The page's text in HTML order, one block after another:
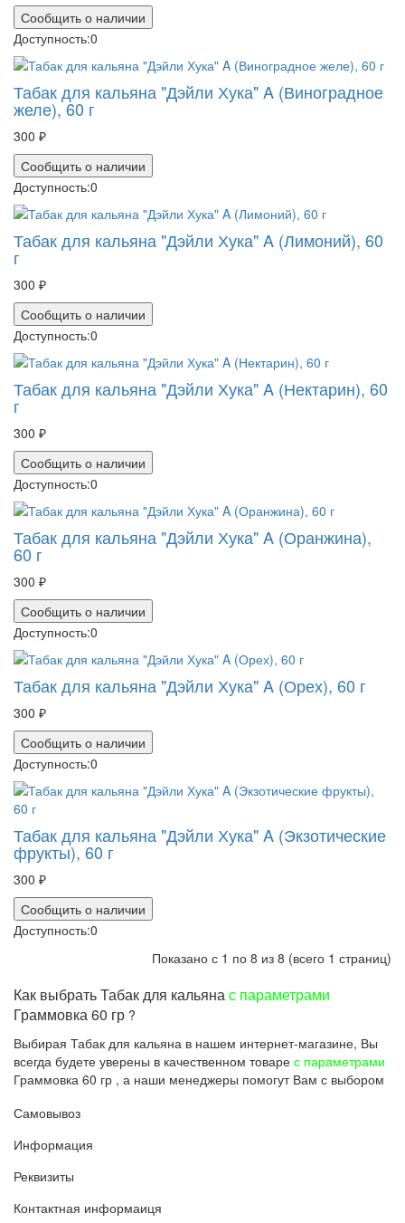
Сообщить о наличии
Доступность:0
Табак для кальяна "Дэйли Хука" A (Виноградное
желе), 60 г
300 ₽
Сообщить о наличии
Доступность:0
Табак для кальяна "Дэйли Хука" A (Лимоний), 60
г
300 ₽
Сообщить о наличии
Доступность:0
Табак для кальяна "Дэйли Хука" A (Нектарин), 60
г
300 ₽
Сообщить о наличии
Доступность:0
Табак для кальяна "Дэйли Хука" A (Оранжина),
60 г
300 ₽
Сообщить о наличии
Доступность:0
Табак для кальяна "Дэйли Хука" A (Орех), 60 г
300 ₽
Сообщить о наличии
Доступность:0
Табак для кальяна "Дэйли Хука" A (Экзотические
фрукты), 60 г
300 ₽
Сообщить о наличии
Доступность:0
Показано с 1 по 8 из 8 (всего 1 страниц)
Как выбрать Табак для кальянас параметрами
Граммовка 60 гр ?
Выбирая Табак для кальяна в нашем интернет-магазине, Вы
всегда будете уверены в качественном товаре с параметрами
Граммовка 60 гр , а наши менеджеры помогут Вам с выбором
Самовывоз
Информация
Реквизиты
Контактная информаиця